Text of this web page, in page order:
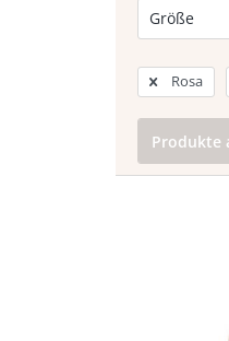
Rot
Größe
S
M
L
S/M
XS/S
Rosa
Produkte